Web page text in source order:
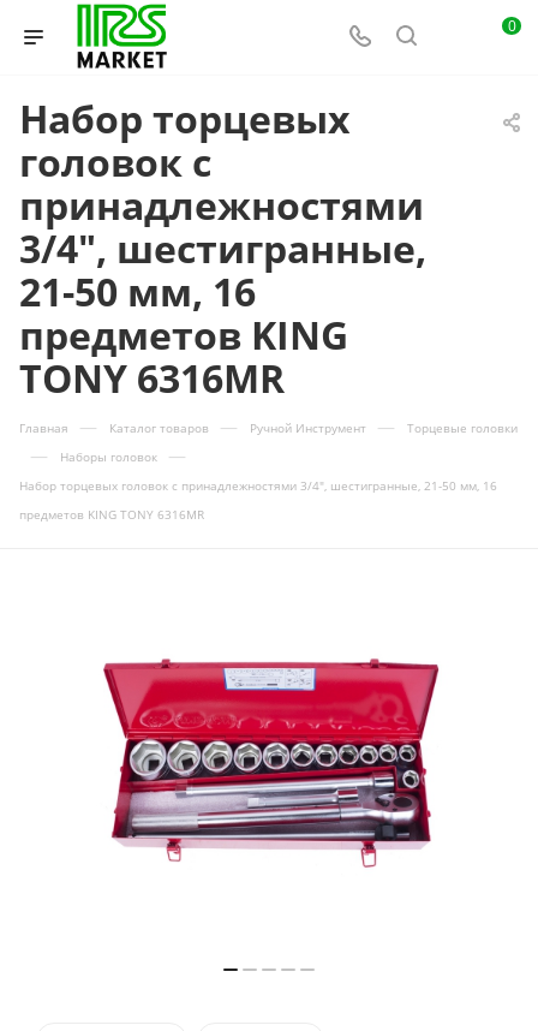
0
Набор торцевых
головок с
принадлежностями
3/4", шестигранные,
21-50 мм, 16
предметов KING
TONY 6316MR
Главная — Каталог товаров — Ручной Инструмент — Торцевые головки
— Наборы головок —
Набор торцевых головок с принадлежностями 3/4", шестигранные, 21-50 мм, 16
предметов KING TONY 6316MR